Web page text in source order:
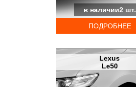
в наличии2 шт.
ПОДРОБНЕЕ
Lexus
Le50